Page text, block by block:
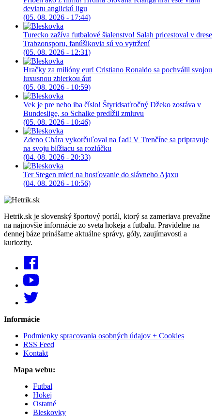
deviatu anglickú ligu
(05. 08. 2026 - 17:44)
Turecko zažíva futbalové šialenstvo! Salah pricestoval v drese
Trabzonsporu, fanúšikovia sú vo vytržení
(05. 08. 2026 - 12:31)
Hračky za milióny eur! Cristiano Ronaldo sa pochválil svojou
luxusnou zbierkou áut
(05. 08. 2026 - 10:59)
Vek je pre neho iba číslo! Štyridsaťročný Džeko zostáva v
Bundeslige, so Schalke predĺžil zmluvu
(05. 08. 2026 - 10:46)
Zdeno Chára vykorčuľoval na ľad! V Trenčíne sa pripravuje
na svoju blížiacu sa rozlúčku
(04. 08. 2026 - 20:33)
Ter Stegen mieri na hosťovanie do slávneho Ajaxu
(04. 08. 2026 - 10:56)
Hetrik.sk je slovenský športový portál, ktorý sa zameriava prevažne
na najnovšie informácie zo sveta hokeja a futbalu. Pravidelne na
dennej báze prinášame aktuálne správy, góly, zaujímavosti a
kuriozity.
Informácie
Podmienky spracovania osobných údajov + Cookies
RSS Feed
Kontakt
Mapa webu:
Futbal
Hokej
Ostatné
Bleskovky